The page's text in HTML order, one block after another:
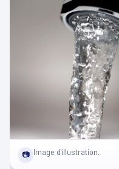
📷 Image d'illustration.